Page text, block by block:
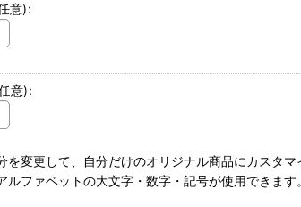
意):
意):
を変更して、自分だけのオリジナル商品にカスタ
ルファベットの大文字・数字・記号が使用できま